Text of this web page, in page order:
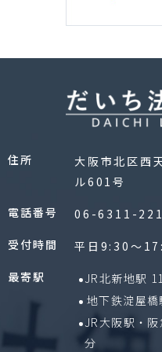
住所
大阪市北区西
ル601号
電話番号
06-6311-
受付時間
平日9:30〜
最寄駅
JR北新地駅
地下鉄淀屋
JR大阪駅・
分